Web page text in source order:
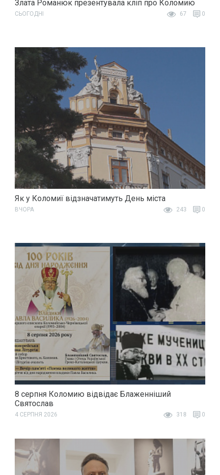
Злата Романюк презентувала кліп про Коломию
СЬОГОДНІ 67 0
Як у Коломиї відзначатимуть День міста
ВЧОРА 243 0
8 серпня Коломию відвідає Блаженніший
Святослав
4 СЕРПНЯ 2026 318 0